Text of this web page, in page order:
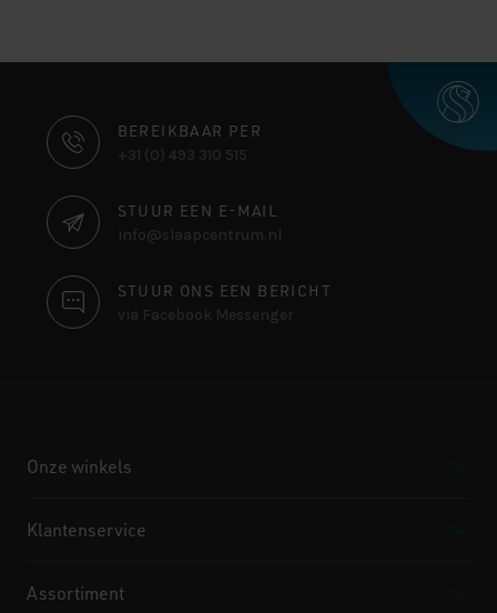
CONTACT
INFORMATIE
BEREIKBAAR PER
+31 (0) 493 310 515
STUUR EEN E-MAIL
info@slaapcentrum.nl
STUUR ONS EEN BERICHT
via Facebook Messenger
Onze winkels
Klantenservice
Assortiment